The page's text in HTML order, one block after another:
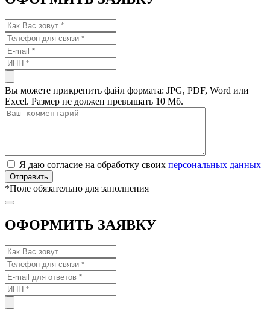
Вы можете прикрепить файл формата: JPG, PDF, Word или
Excel. Размер не должен превышать 10 Мб.
Я даю согласие на обработку своих персональных данных
*Поле обязательно для заполнения
ОФОРМИТЬ ЗАЯВКУ